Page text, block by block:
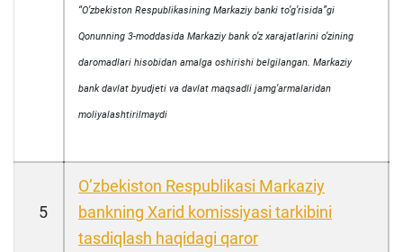
“Oʼzbekiston Respublikasining Markaziy banki toʼgʼrisida”gi
Qonunning 3-moddasida Markaziy bank oʼz xarajatlarini oʼzining
daromadlari hisobidan amalga oshirishi belgilangan. Markaziy
bank davlat byudjeti va davlat maqsadli jamgʼarmalaridan
moliyalashtirilmaydi
5
Oʼzbekiston Respublikasi Markaziy
bankning Xarid komissiyasi tarkibini
tasdiqlash haqidagi qaror